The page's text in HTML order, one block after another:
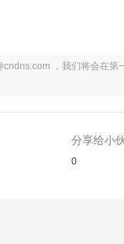
，我们将会在第
分享给小
0